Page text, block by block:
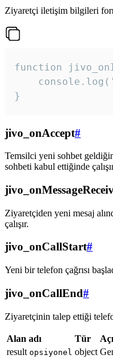
Ziyaretçi iletişim bilgileri
function
}
jivo_onAccept#
Temsilci yeni sohbet
sohbeti kabul ettiğinde
Ziyaretçiden yeni mesaj
çalışır.
jivo_onCallStart#
Yeni bir telefon çağrısı
jivo_onCallEnd#
Ziyaretçinin talep ettiği
Alan adı Tür
result opsiyonel object